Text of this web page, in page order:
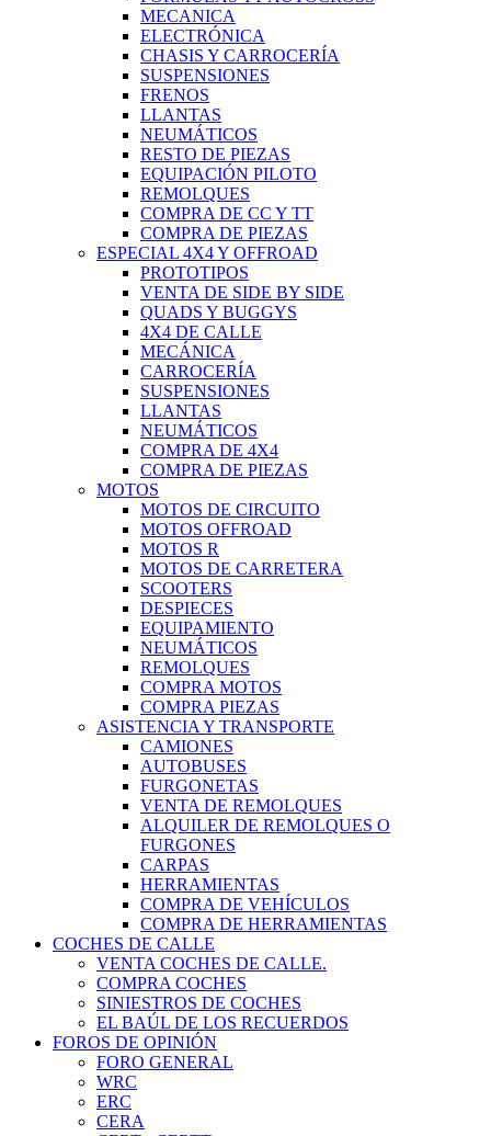
MECANICA
ELECTRÓNICA
CHASIS Y CARROCERÍA
SUSPENSIONES
FRENOS
LLANTAS
NEUMÁTICOS
RESTO DE PIEZAS
EQUIPACIÓN PILOTO
REMOLQUES
COMPRA DE CC Y TT
COMPRA DE PIEZAS
ESPECIAL 4X4 Y OFFROAD
PROTOTIPOS
VENTA DE SIDE BY SIDE
QUADS Y BUGGYS
4X4 DE CALLE
MECÁNICA
CARROCERÍA
SUSPENSIONES
LLANTAS
NEUMÁTICOS
COMPRA DE 4X4
COMPRA DE PIEZAS
MOTOS
MOTOS DE CIRCUITO
MOTOS OFFROAD
MOTOS R
MOTOS DE CARRETERA
SCOOTERS
DESPIECES
EQUIPAMIENTO
NEUMÁTICOS
REMOLQUES
COMPRA MOTOS
COMPRA PIEZAS
ASISTENCIA Y TRANSPORTE
CAMIONES
AUTOBUSES
FURGONETAS
VENTA DE REMOLQUES
ALQUILER DE REMOLQUES O
FURGONES
CARPAS
HERRAMIENTAS
COMPRA DE VEHÍCULOS
COMPRA DE HERRAMIENTAS
COCHES DE CALLE
VENTA COCHES DE CALLE.
COMPRA COCHES
SINIESTROS DE COCHES
EL BAÚL DE LOS RECUERDOS
FOROS DE OPINIÓN
FORO GENERAL
WRC
ERC
CERA